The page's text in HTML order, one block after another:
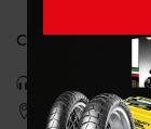
CONTACTO
Celular:
Medellin,